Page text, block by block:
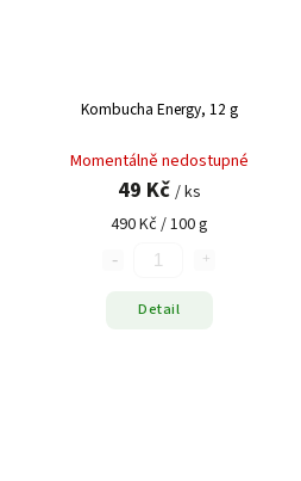
Kombucha Energy, 12 g
Momentálně nedostupné
49 Kč / ks
490 Kč / 100 g
Detail